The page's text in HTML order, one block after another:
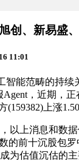
创、新易盛
11:01
能范畴的持续
，近期，正
上涨
上消息和数
前十沉股包
估值沉估的